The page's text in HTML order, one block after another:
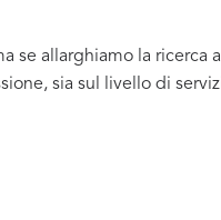
se allarghiamo la ricerca
sia sul livello di